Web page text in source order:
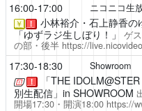
16:00-17:00 ニコニコ生
￥ ！
小林裕介・石上静香の
「ゆずラジ生しぼり！」
ゲ
の部・後半 https://
17:30-18:30 Showroom
！ 「THE
別生配信」in SHOWROOM
開場17:30・開演18:00 https://